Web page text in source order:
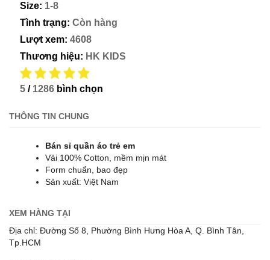
Size: 1-8
Tình trạng: Còn hàng
Lượt xem: 4608
Thương hiệu: HK KIDS
5 / 1286 bình chọn
THÔNG TIN CHUNG
Bán sỉ quần áo trẻ em
Vải 100% Cotton, mềm mịn mát
Form chuẩn, bao đẹp
Sản xuất: Việt Nam
XEM HÀNG TẠI
Địa chỉ: Đường Số 8, Phường Bình Hưng Hòa A, Q. Bình Tân,
Tp.HCM